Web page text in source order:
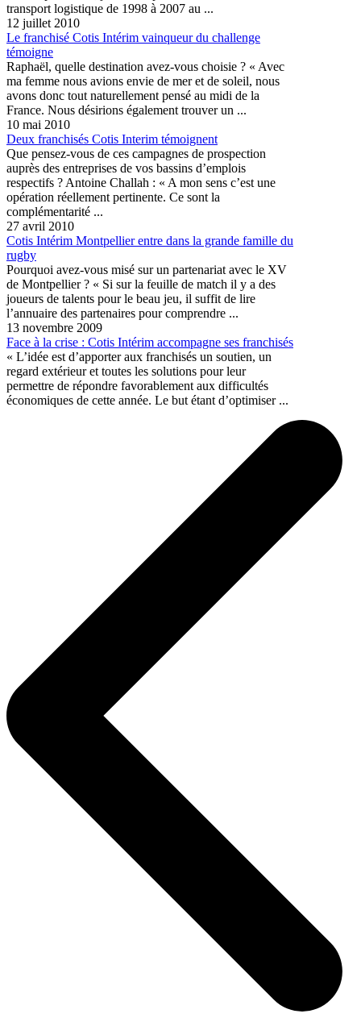
transport logistique de 1998 à 2007 au ...
12 juillet 2010
Le franchisé Cotis Intérim vainqueur du challenge
témoigne
Raphaël, quelle destination avez-vous choisie ? « Avec
ma femme nous avions envie de mer et de soleil, nous
avons donc tout naturellement pensé au midi de la
France. Nous désirions également trouver un ...
10 mai 2010
Deux franchisés Cotis Interim témoignent
Que pensez-vous de ces campagnes de prospection
auprès des entreprises de vos bassins d’emplois
respectifs ? Antoine Challah : « A mon sens c’est une
opération réellement pertinente. Ce sont la
complémentarité ...
27 avril 2010
Cotis Intérim Montpellier entre dans la grande famille du
rugby
Pourquoi avez-vous misé sur un partenariat avec le XV
de Montpellier ? « Si sur la feuille de match il y a des
joueurs de talents pour le beau jeu, il suffit de lire
l’annuaire des partenaires pour comprendre ...
13 novembre 2009
Face à la crise : Cotis Intérim accompagne ses franchisés
« L’idée est d’apporter aux franchisés un soutien, un
regard extérieur et toutes les solutions pour leur
permettre de répondre favorablement aux difficultés
économiques de cette année. Le but étant d’optimiser ...